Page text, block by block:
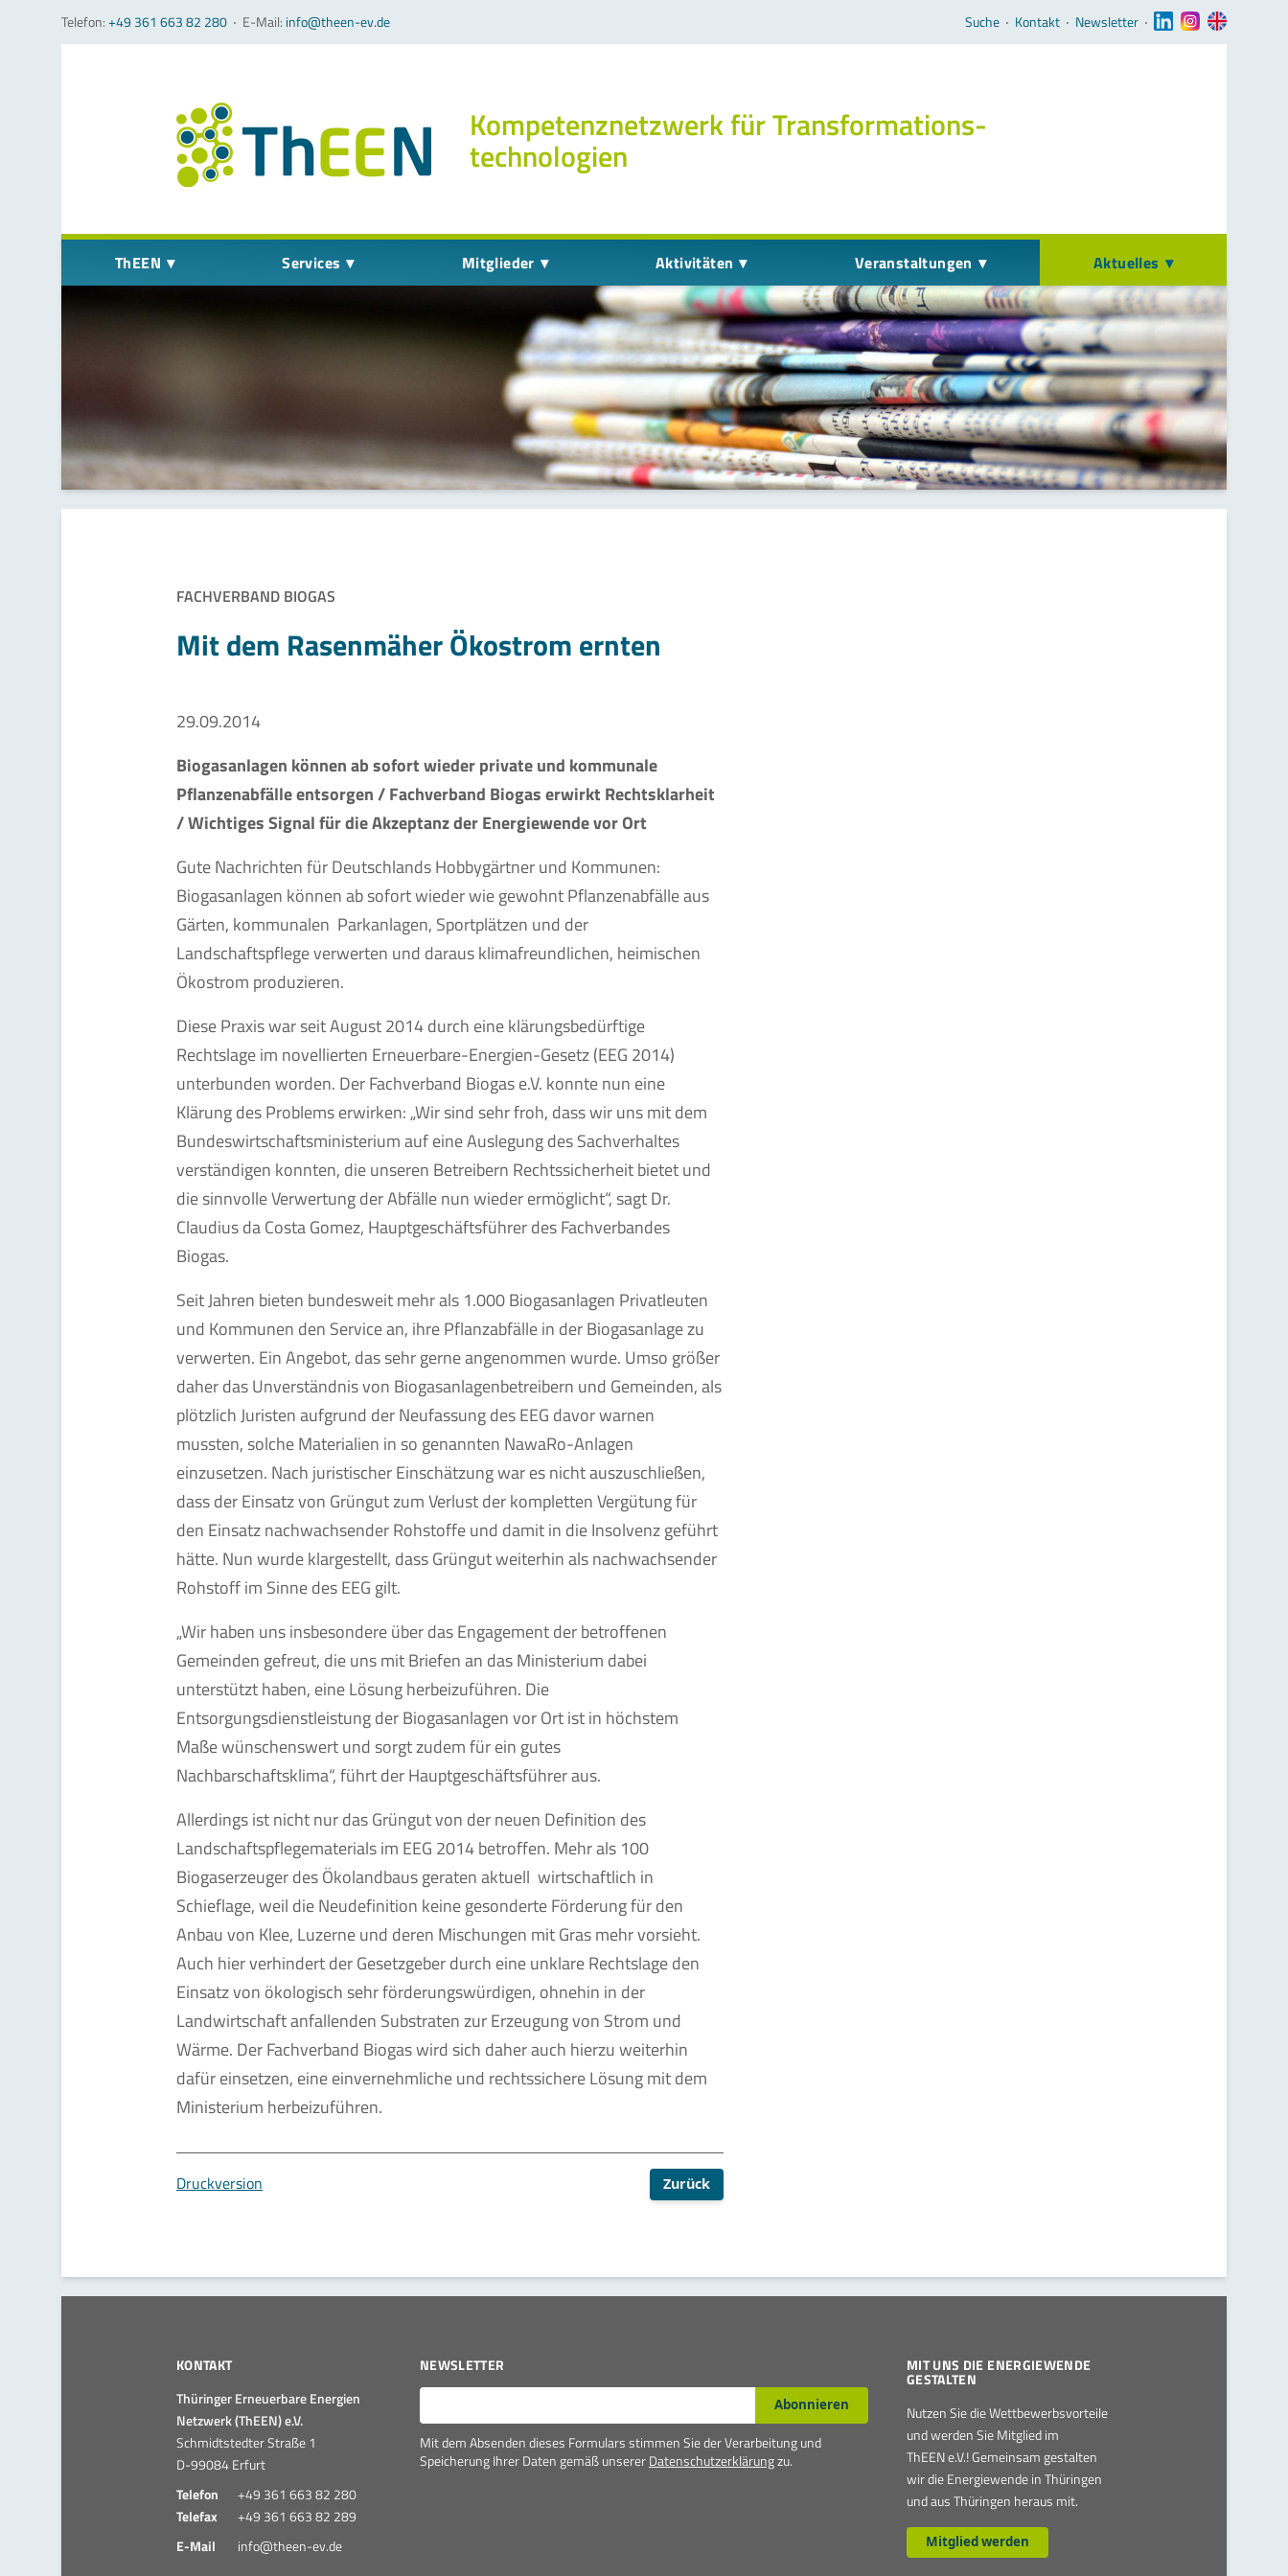
Telefon:+49 361 663 82 280 ‧ E-Mail: info@theen-ev.de Navigation überspringen
Suche ‧ Kontakt ‧ Newsletter ‧
Kompetenz­netzwerk für Transformations­
technologien
Navigation überspringen
ThEEN Services Mitglieder Aktivitäten Veranstaltungen Aktuelles
FACHVERBAND BIOGAS
Mit dem Rasenmäher Ökostrom ernten
29.09.2014
Biogasanlagen können ab sofort wieder private und kommunale
Pflanzenabfälle entsorgen / Fachverband Biogas erwirkt Rechtsklarheit
/ Wichtiges Signal für die Akzeptanz der Energiewende vor Ort
Gute Nachrichten für Deutschlands Hobbygärtner und Kommunen:
Biogasanlagen können ab sofort wieder wie gewohnt Pflanzenabfälle aus
Gärten, kommunalen Parkanlagen, Sportplätzen und der
Landschaftspflege verwerten und daraus klimafreundlichen, heimischen
Ökostrom produzieren.
Diese Praxis war seit August 2014 durch eine klärungsbedürftige
Rechtslage im novellierten Erneuerbare-Energien-Gesetz (EEG 2014)
unterbunden worden. Der Fachverband Biogas e.V. konnte nun eine
Klärung des Problems erwirken: „Wir sind sehr froh, dass wir uns mit dem
Bundeswirtschaftsministerium auf eine Auslegung des Sachverhaltes
verständigen konnten, die unseren Betreibern Rechtssicherheit bietet und
die sinnvolle Verwertung der Abfälle nun wieder ermöglicht“, sagt Dr.
Claudius da Costa Gomez, Hauptgeschäftsführer des Fachverbandes
Biogas.
Seit Jahren bieten bundesweit mehr als 1.000 Biogasanlagen Privatleuten
und Kommunen den Service an, ihre Pflanzabfälle in der Biogasanlage zu
verwerten. Ein Angebot, das sehr gerne angenommen wurde. Umso größer
daher das Unverständnis von Biogasanlagenbetreibern und Gemeinden, als
plötzlich Juristen aufgrund der Neufassung des EEG davor warnen
mussten, solche Materialien in so genannten NawaRo-Anlagen
einzusetzen. Nach juristischer Einschätzung war es nicht auszuschließen,
dass der Einsatz von Grüngut zum Verlust der kompletten Vergütung für
den Einsatz nachwachsender Rohstoffe und damit in die Insolvenz geführt
hätte. Nun wurde klargestellt, dass Grüngut weiterhin als nachwachsender
Rohstoff im Sinne des EEG gilt.
„Wir haben uns insbesondere über das Engagement der betroffenen
Gemeinden gefreut, die uns mit Briefen an das Ministerium dabei
unterstützt haben, eine Lösung herbeizuführen. Die
Entsorgungsdienstleistung der Biogasanlagen vor Ort ist in höchstem
Maße wünschenswert und sorgt zudem für ein gutes
Nachbarschaftsklima“, führt der Hauptgeschäftsführer aus.
Allerdings ist nicht nur das Grüngut von der neuen Definition des
Landschaftspflegematerials im EEG 2014 betroffen. Mehr als 100
Biogaserzeuger des Ökolandbaus geraten aktuell wirtschaftlich in
Schieflage, weil die Neudefinition keine gesonderte Förderung für den
Anbau von Klee, Luzerne und deren Mischungen mit Gras mehr vorsieht.
Auch hier verhindert der Gesetzgeber durch eine unklare Rechtslage den
Einsatz von ökologisch sehr förderungswürdigen, ohnehin in der
Landwirtschaft anfallenden Substraten zur Erzeugung von Strom und
Wärme. Der Fachverband Biogas wird sich daher auch hierzu weiterhin
dafür einsetzen, eine einvernehmliche und rechtssichere Lösung mit dem
Ministerium herbeizuführen.
Druckversion Zurück
KONTAKT
Thüringer Erneuerbare Energien
Netzwerk (ThEEN) e.V.
Schmidtstedter Straße 1
D-99084 Erfurt
Telefon
+49 361 663 82 280
Telefax
+49 361 663 82 289
E-Mail
info@theen-ev.de
NEWSLETTER
E-Mail* Abonnieren
Mit dem Absenden dieses Formulars stimmen Sie der Verarbeitung und
Speicherung Ihrer Daten gemäß unsererDatenschutzerklärungzu.
MIT UNS DIE ENERGIEWENDE
GESTALTEN
Nutzen Sie die Wettbewerbsvorteile
und werden Sie Mitglied im
ThEEN e.V.! Gemeinsam gestalten
wir die Energiewende in Thüringen
und aus Thüringen heraus mit.
Mitglied werden